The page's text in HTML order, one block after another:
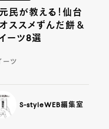
民が教える！仙台
ススメずんだ餅＆
ーツ8選
ーツ
S-styleWEB編集室